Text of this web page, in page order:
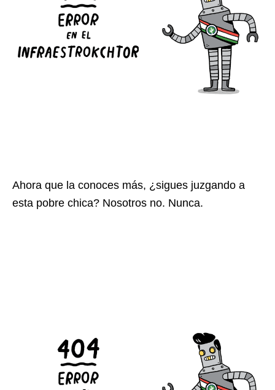
Ahora que la conoces más, ¿sigues juzgando a
esta pobre chica? Nosotros no. Nunca.